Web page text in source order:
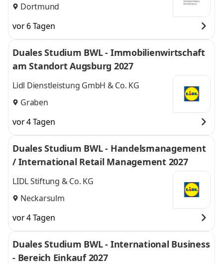
Dortmund
vor 6 Tagen
Duales Studium BWL - Immobilienwirtschaft
am Standort Augsburg 2027
Lidl Dienstleistung GmbH & Co. KG
Graben
vor 4 Tagen
Duales Studium BWL - Handelsmanagement
/ International Retail Management 2027
LIDL Stiftung & Co. KG
Neckarsulm
vor 4 Tagen
Duales Studium BWL - International Business
- Bereich Einkauf 2027